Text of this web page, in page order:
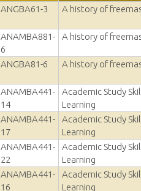
ANGBA61-3
A history of
ANAMBA881-
6
A history of
ANGBA81-6
A history of
ANAMBA441-
14
Academic Study
Learning
ANAMBA441-
17
Academic Study
Learning
ANAMBA441-
22
Academic Study
Learning
ANAMBA441-
16
Academic Study
Learning